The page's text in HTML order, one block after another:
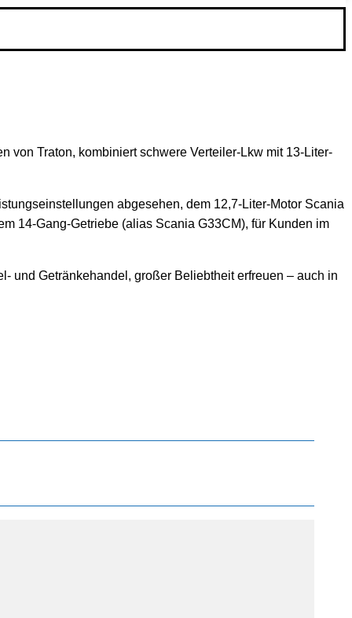
von Traton, kombiniert schwere Verteiler-Lkw mit 13-Liter-
abgesehen, dem 12,7-Liter-Motor Scania
14-Gang-Getriebe (alias Scania G33CM), für Kunden im
und Getränkehandel, großer Beliebtheit erfreuen – auch in